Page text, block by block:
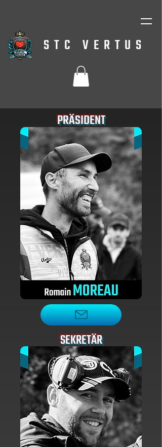
STC VERTUS
PRÄSIDENT
SEKRETÄR